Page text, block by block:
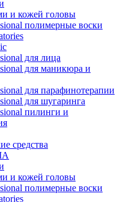
и кожей головы
полимерные воски
для лица
для маникюра и
для парафинотерапии
для шугаринга
пилинги и
средства
и кожей головы
полимерные воски